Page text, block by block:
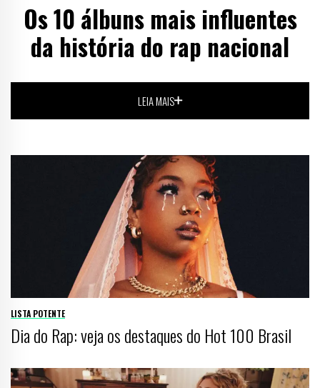
LISTA POTENTE
Dia do Rap: veja os destaques do Hot 100 Brasil
Os 10 álbuns mais influentes
da história do rap nacional
LEIA MAIS